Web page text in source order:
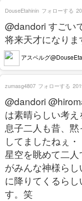
@dandori すごい
将来天才になりま
アスペルグ
DouseEtahinin フォローする
@dandori
は素晴らしい考え
息子二人も昔、
してましたねぇ・
星空を眺めて二
がみんな神様ら
に降りてくるら
す。笑
zumasg4807 フォローする